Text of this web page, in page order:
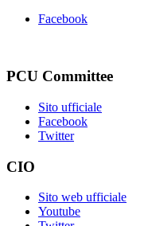
Facebook
PCU Committee
Sito ufficiale
Facebook
Twitter
CIO
Sito web ufficiale
Youtube